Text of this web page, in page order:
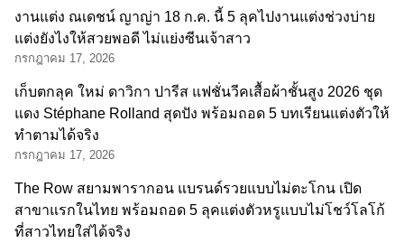
งานแต่ง ณเดชน์ ญาญ่า 18 ก.ค. นี้ 5 ลุคไปงานแต่งช่วงบ่าย
แต่งยังไงให้สวยพอดี ไม่แย่งซีนเจ้าสาว
กรกฎาคม 17, 2026
เก็บตกลุค ใหม่ ดาวิกา ปารีส แฟชั่นวีคเสื้อผ้าชั้นสูง 2026 ชุด
แดง Stéphane Rolland สุดปัง พร้อมถอด 5 บทเรียนแต่งตัวให้
ทำตามได้จริง
กรกฎาคม 17, 2026
The Row สยามพารากอน แบรนด์รวยแบบไม่ตะโกน เปิด
สาขาแรกในไทย พร้อมถอด 5 ลุคแต่งตัวหรูแบบไม่โชว์โลโก้
ที่สาวไทยใส่ได้จริง